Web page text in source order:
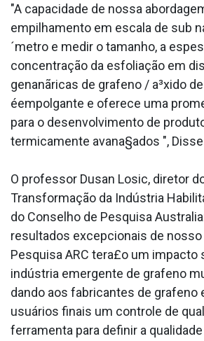
"A capacidade de nossa
empilhamento em escala de sub
´metro e medir o tamanho, a
concentração da esfoliação em
genanãricas de grafeno / a³xido
éempolgante e oferece uma
para o desenvolvimento de
termicamente avana§ados ",
O professor Dusan Losic, diretor
Transformação da Indústria
do Conselho de Pesquisa
resultados excepcionais de nosso
Pesquisa ARC tera£o um impacto
indústria emergente de grafeno
dando aos fabricantes de grafeno
usuários finais um controle de
ferramenta para definir a